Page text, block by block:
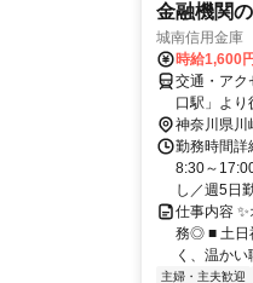
金融機関
城南信用金
時給1,600円
交通・アク
口駅」より
神奈川県川
勤務時間詳
8:30～
し／週5日
仕事内容
務◎ ■ 土日
く、温かい
主婦・主夫歓迎